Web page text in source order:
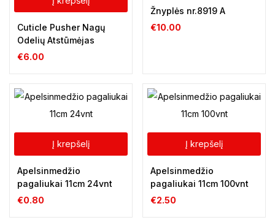
Cuticle Pusher Nagų
Odelių Atstūmėjas
€6.00
Žnyplės nr.8919 A
€10.00
Į krepšelį
Apelsinmedžio
pagaliukai 11cm 24vnt
€0.80
Į krepšelį
Apelsinmedžio
pagaliukai 11cm 100vnt
€2.50